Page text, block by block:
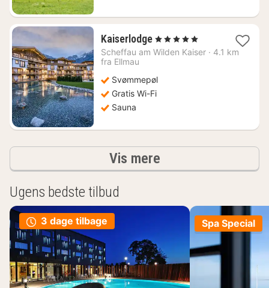
Kaiserlodge1
nat
kr.
, 5 Stjerner
Scheffau am Wilden Kaiser · 4.1 km
fra Ellmau
Svømmepøl
Gratis Wi-Fi
Sauna
Vis mereresultater
Ugens bedste tilbud
3 dage tilbage Spa Special